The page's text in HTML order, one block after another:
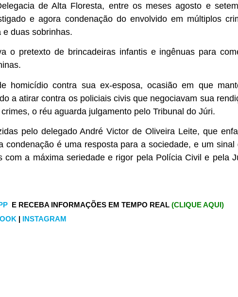
de Alta Floresta, entre os meses agosto e
e agora condenação do envolvido em múltiplos
duas sobrinhas.
o pretexto de brincadeiras infantis e ingênuas para
homicídio contra sua ex-esposa, ocasião em que
a atirar contra os policiais civis que negociavam sua
o réu aguarda julgamento pelo Tribunal do Júri.
pelo delegado André Victor de Oliveira Leite, que
condenação é uma resposta para a sociedade, e um sinal
com a máxima seriedade e rigor pela Polícia Civil e pela
E RECEBA INFORMAÇÕES EM TEMPO REAL (CLIQUE AQUI)
| INSTAGRAM